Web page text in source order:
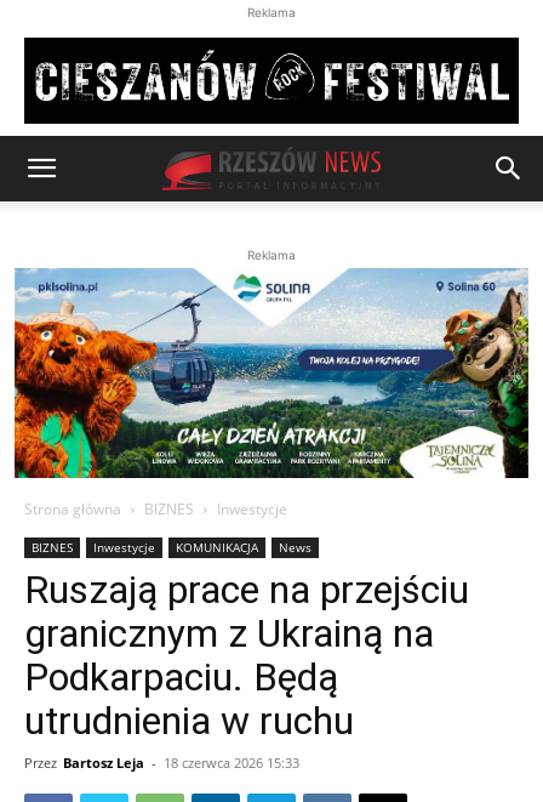
Reklama
Reklama
Strona główna BIZNES Inwestycje
BIZNES Inwestycje KOMUNIKACJA News
Ruszają prace na przejściu
granicznym z Ukrainą na
Podkarpaciu. Będą
utrudnienia w ruchu
Przez Bartosz Leja - 18 czerwca 2026 15:33